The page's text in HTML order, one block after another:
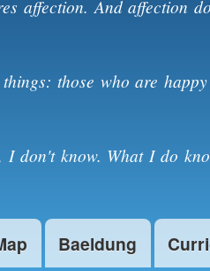
affection. And affection
those who are
don't know. What I do
Baeldung